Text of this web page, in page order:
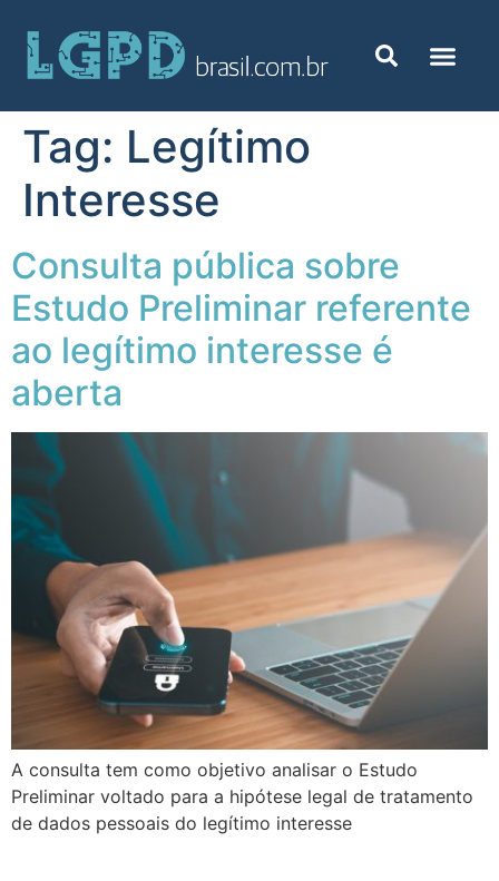
Tag: Legítimo
Interesse
Consulta pública sobre
Estudo Preliminar referente
ao legítimo interesse é
aberta
A consulta tem como objetivo analisar o Estudo
Preliminar voltado para a hipótese legal de tratamento
de dados pessoais do legítimo interesse